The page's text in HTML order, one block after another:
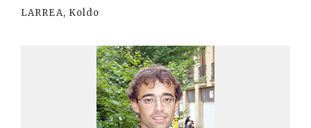
LARREA, Koldo